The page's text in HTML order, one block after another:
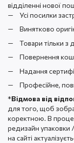
відділенні нової
Усі посилки
Винятково
Товари тільки
Повернення
Надання
Професійне,
*Відмова від
для того, щоб
коректною. В
редизайн упаковки
на сайті